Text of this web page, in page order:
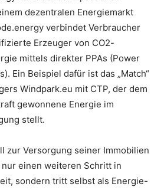
dezentralen Energiemarkt
verbindet Verbraucher
Erzeuger von CO2-
mittels direkter PPAs (Power
Ein Beispiel dafür ist das „Match“
Windpark.eu mit CTP, der dem
gewonnene Energie im
stellt.
zur Versorgung seiner Immobilien
einen weiteren Schritt in
sondern tritt selbst als Energie-